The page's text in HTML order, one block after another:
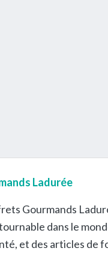
Ladurée
Gourmands
dans le
et des articles de